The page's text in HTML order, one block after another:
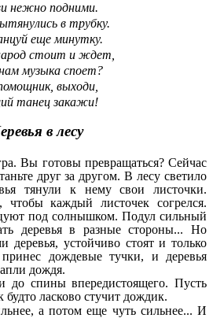
нежно подними.
в трубку.
еще минутку.
стоит и ждет,
музыка споет?
выходи,
танец закажи!
в лесу
Вы готовы превращаться? Сейчас
друг за другом. В лесу светило
тянули к нему свои листочки.
чтобы каждый листочек согрелся.
под солнышком. Подул сильный
деревья в разные стороны... Но
деревья, устойчиво стоят и только
принес дождевые тучки, и деревья
дождя.
до спины впередистоящего. Пусть
ласково стучит дождик.
а потом еще чуть сильнее... И